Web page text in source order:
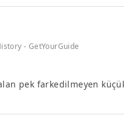
- GetYourGuide
pek farkedilmeyen